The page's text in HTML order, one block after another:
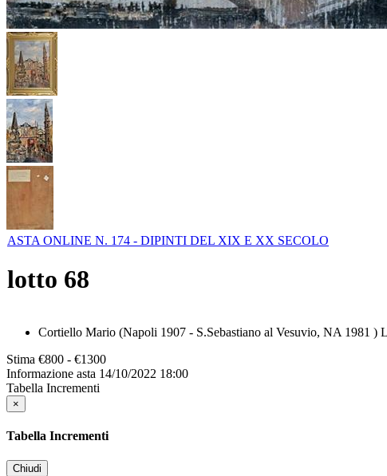
ASTA ONLINE N. 174 - DIPINTI DEL XIX E XX SECOLO
lotto 68
Cortiello Mario (Napoli 1907 - S.Sebastiano al Vesuvio, NA 1981 )
Stima €800 - €1300
Informazione asta 14/10/2022 18:00
Tabella Incrementi
×
Tabella Incrementi
Chiudi